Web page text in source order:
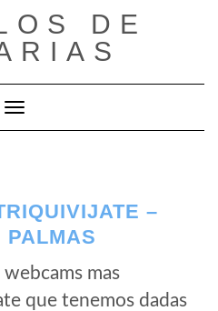
DE
Cambiar modo de navegación
–
PALMAS
mas
que tenemos dadas